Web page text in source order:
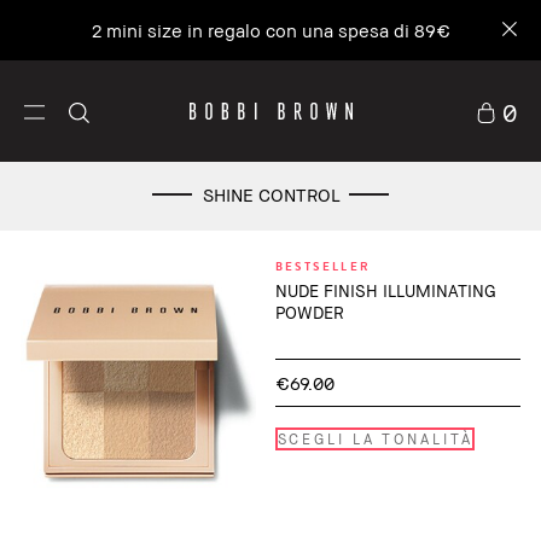
2 mini size in regalo con una spesa di 89€
0
SHINE CONTROL
BESTSELLER
NUDE FINISH ILLUMINATING
POWDER
€69.00
SCEGLI LA TONALITÀ